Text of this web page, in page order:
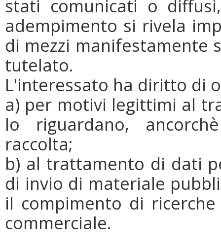
stati comunicati o
adempimento si rivela
di mezzi
tutelato.
L'interessato ha diritto di
a) per motivi legittimi al
lo riguardano,
raccolta;
b) al trattamento di dati
di invio di materiale
il compimento di
commerciale.